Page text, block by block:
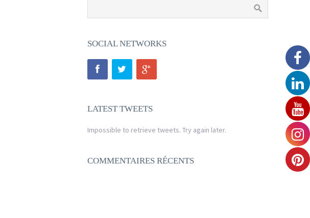
SOCIAL NETWORKS
LATEST TWEETS
Impossible to retrieve tweets. Try again later.
COMMENTAIRES RÉCENTS